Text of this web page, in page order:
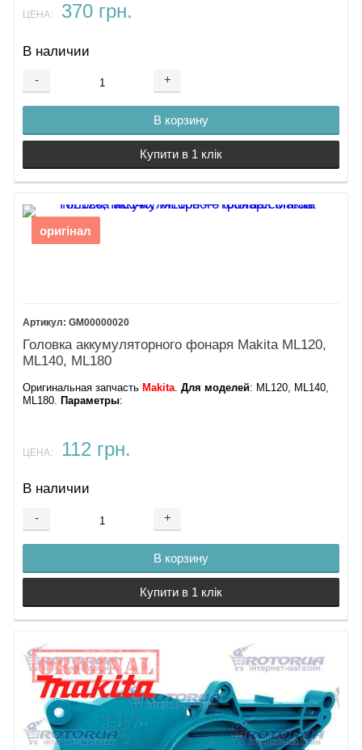
ЦЕНА: 370 грн.
В наличии
- +
В корзину
Купити в 1 клік
оригінал
GM00000020
Головка аккумуляторного фонаря Makita ML120,
ML140, ML180
Оригинальная запчасть Makita.Для моделей: ML120, ML140,
ML180. Параметры:
ЦЕНА: 112 грн.
В наличии
- +
В корзину
Купити в 1 клік